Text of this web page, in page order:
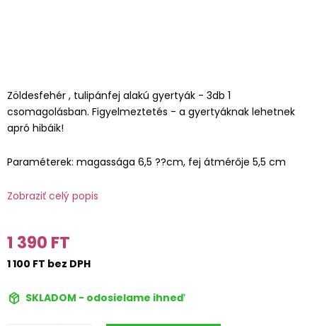
Zöldesfehér , tulipánfej alakú gyertyák - 3db 1
csomagolásban. Figyelmeztetés - a gyertyáknak lehetnek
apró hibáik!
Paraméterek: magassága 6,5 ??cm, fej átmérője 5,5 cm
Zobraziť celý popis
1 390 FT
1 100 FT bez DPH
SKLADOM - odosielame ihneď